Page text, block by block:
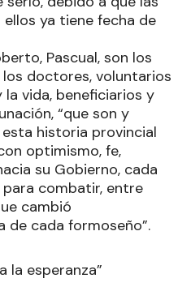
ya tiene fecha de
Pascual, son los
doctores, voluntarios
vida, beneficiarios y
“que son y
historia provincial
optimismo, fe,
su Gobierno, cada
combatir, entre
cambió
de cada formoseño”.
la esperanza”